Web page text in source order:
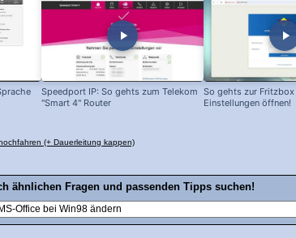
Speedport IP: So gehts zum Telekom
"Smart 4" Router
So gehts zur Fritzbox
Einstellungen öffnen!
(+ Dauerleitung kappen)
ähnlichen Fragen und passenden Tipps suchen!